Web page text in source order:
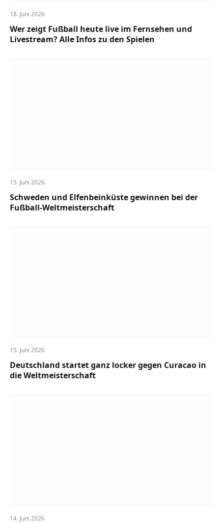
18. Juni 2026
Wer zeigt Fußball heute live im Fernsehen und
Livestream? Alle Infos zu den Spielen
15. Juni 2026
Schweden und Elfenbeinküste gewinnen bei der
Fußball-Weltmeisterschaft
15. Juni 2026
Deutschland startet ganz locker gegen Curacao in
die Weltmeisterschaft
14. Juni 2026